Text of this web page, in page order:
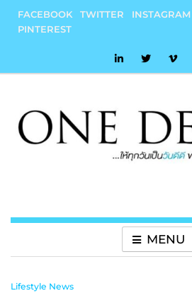
content
FACEBOOK TWITTER INSTAGRAM
PINTEREST
MENU
Lifestyle News